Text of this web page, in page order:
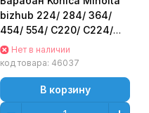
bizhub 224/ 284/ 364/
454/ 554/ С220/ C224/
С280/ C284/ С360/ C364/
C454/ C554 [DR-311/ DR-
долговечный
Нет в наличии
код товара: 46037
В корзину